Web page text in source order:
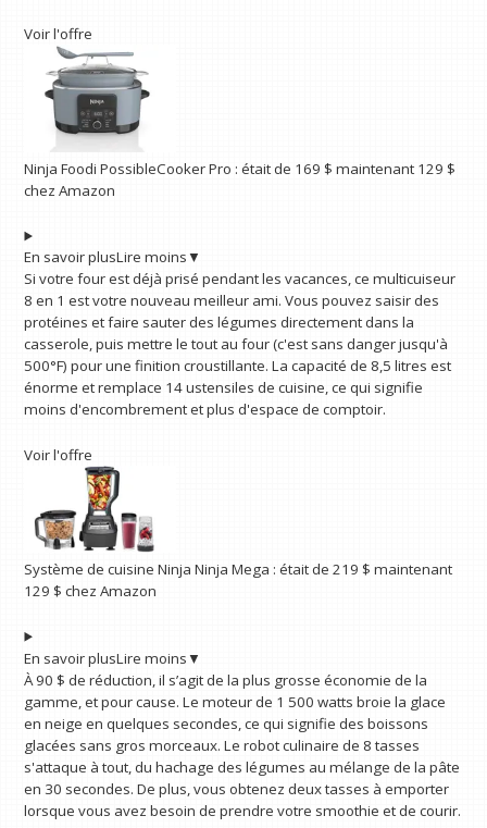
Voir l'offre
Ninja Foodi PossibleCooker Pro : était de 169 $ maintenant 129 $
chez Amazon
En savoir plusLire moins▼
Si votre four est déjà prisé pendant les vacances, ce multicuiseur
8 en 1 est votre nouveau meilleur ami. Vous pouvez saisir des
protéines et faire sauter des légumes directement dans la
casserole, puis mettre le tout au four (c'est sans danger jusqu'à
500°F) pour une finition croustillante. La capacité de 8,5 litres est
énorme et remplace 14 ustensiles de cuisine, ce qui signifie
moins d'encombrement et plus d'espace de comptoir.
Voir l'offre
Système de cuisine Ninja Ninja Mega : était de 219 $ maintenant
129 $ chez Amazon
En savoir plusLire moins▼
À 90 $ de réduction, il s’agit de la plus grosse économie de la
gamme, et pour cause. Le moteur de 1 500 watts broie la glace
en neige en quelques secondes, ce qui signifie des boissons
glacées sans gros morceaux. Le robot culinaire de 8 tasses
s'attaque à tout, du hachage des légumes au mélange de la pâte
en 30 secondes. De plus, vous obtenez deux tasses à emporter
lorsque vous avez besoin de prendre votre smoothie et de courir.